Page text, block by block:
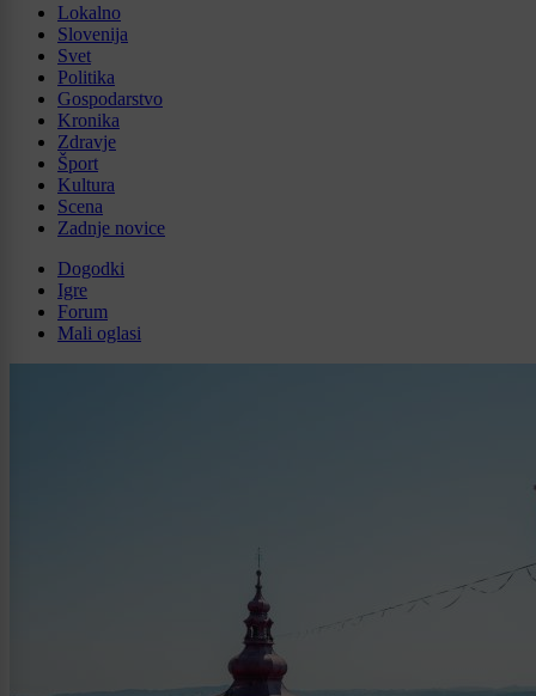
Lokalno
Slovenija
Svet
Politika
Gospodarstvo
Kronika
Zdravje
Šport
Kultura
Scena
Zadnje novice
Dogodki
Igre
Forum
Mali oglasi